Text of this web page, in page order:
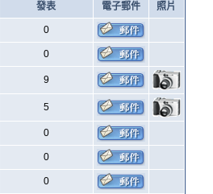
發表 電子郵件 照片
0
0
9
5
0
0
0